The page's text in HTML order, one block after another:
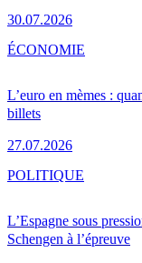
30.07.2026
L’euro en mèmes :
billets
27.07.2026
ÉCONOMIE
L’Espagne sous
Schengen à l’épreuve
POLITIQUE